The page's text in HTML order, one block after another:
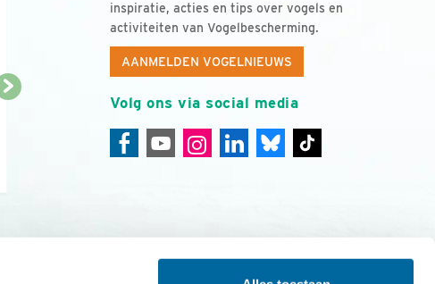
inspiratie, acties en tips over vogels en
activiteiten van Vogelbescherming.
AANMELDEN VOGELNIEUWS
Volg ons via social media